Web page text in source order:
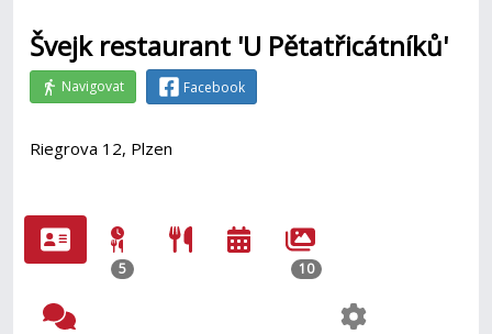
Švejk restaurant 'U Pětatřicátníků'
Navigovat Facebook
Riegrova 12, Plzen
5 10